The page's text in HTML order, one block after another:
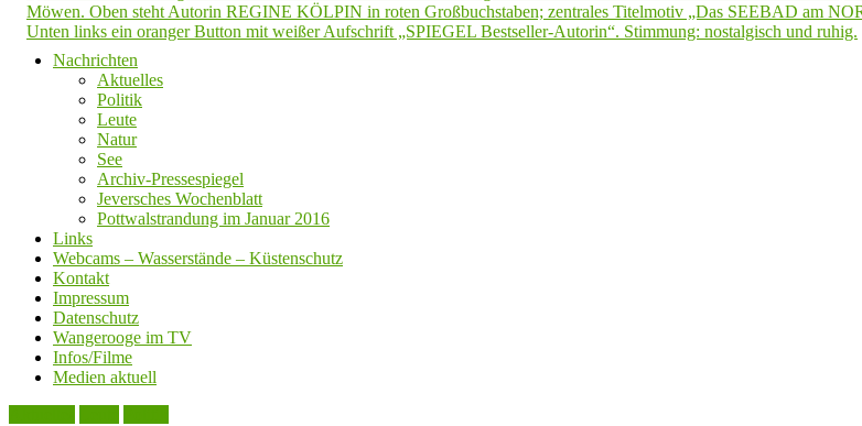
Nachrichten
Aktuelles
Politik
Leute
Natur
See
Archiv-Pressespiegel
Jeversches Wochenblatt
Pottwalstrandung im Januar 2016
Links
Webcams – Wasserstände – Küstenschutz
Kontakt
Impressum
Datenschutz
Wangerooge im TV
Infos/Filme
Medien aktuell